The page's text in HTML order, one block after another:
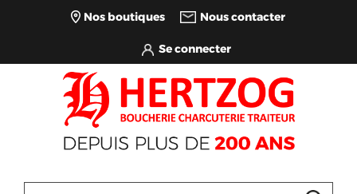
Nos boutiques Nous contacter